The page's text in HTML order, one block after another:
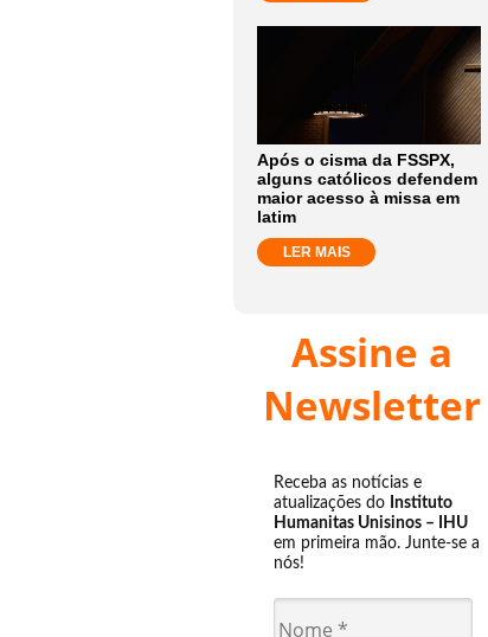
Após o cisma da FSSPX,
alguns católicos defendem
maior acesso à missa em
latim
LER MAIS
Assine a
Newsletter
Receba as notícias e
atualizações do Instituto
Humanitas Unisinos – IHU
em primeira mão. Junte-se a
nós!